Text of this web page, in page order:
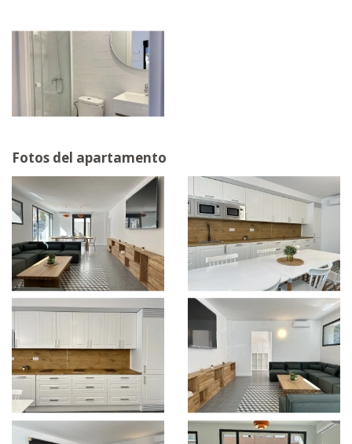
Fotos del apartamento